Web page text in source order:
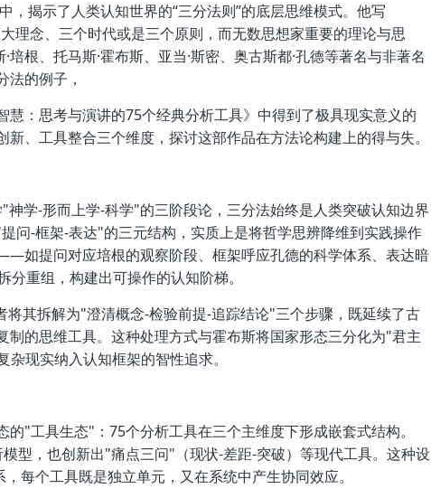
，揭示了人类认知世界的“三分法则”的底层思维模式。他写
念、三个时代或是三个原则，而无数思想家重要的理论与思
培根、托马斯·霍布斯、亚当·斯密、奥古斯都·孔德等著名与非著名
法的例子，
：思考与演讲的75个经典分析工具》中得到了极具现实意义的
、工具整合三个维度，探讨这部作品在方法论构建上的得与失。
学-形而上学-科学"的三阶段论，三分法始终是人类突破认知边界
问-框架-表达"的三元结构，实质上是将哲学思辨降维到实践操作
如提问对应培根的观察阶段、框架呼应孔德的科学体系、表达暗
重组，构建出可操作的认知阶梯。
其拆解为"澄清概念-检验前提-追踪结论"三个步骤，既延续了古
的思维工具。这种处理方式与霍布斯将国家形态三分化为"君主
现实纳入认知框架的智性追求。
"工具生态"：75个分析工具在三个主维度下形成嵌套式结构。
型，也创新出"痛点三问"（现状-差距-突破）等现代工具。这种设
每个工具既是独立单元，又在系统中产生协同效应。